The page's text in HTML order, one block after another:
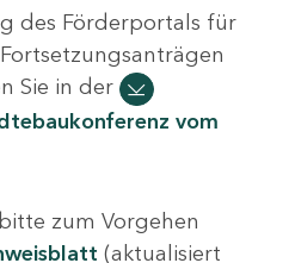
des Förderportals für
Sie in der
vom
zum Vorgehen
(aktualisiert